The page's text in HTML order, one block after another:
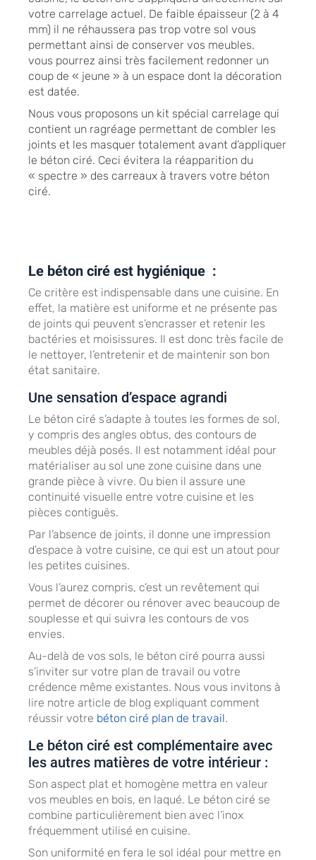
votre carrelage actuel. De faible épaisseur (2 à 4
mm) il ne réhaussera pas trop votre sol vous
permettant ainsi de conserver vos meubles.
vous pourrez ainsi très facilement redonner un
coup de « jeune » à un espace dont la décoration
est datée.
Nous vous proposons un kit spécial carrelage qui
contient un ragréage permettant de combler les
joints et les masquer totalement avant d’appliquer
le béton ciré. Ceci évitera la réapparition du
« spectre » des carreaux à travers votre béton
ciré.
Le béton ciré est hygiénique :
Ce critère est indispensable dans une cuisine. En
effet, la matière est uniforme et ne présente pas
de joints qui peuvent s’encrasser et retenir les
bactéries et moisissures. Il est donc très facile de
le nettoyer, l’entretenir et de maintenir son bon
état sanitaire.
Une sensation d’espace agrandi
Le béton ciré s’adapte à toutes les formes de sol,
y compris des angles obtus, des contours de
meubles déjà posés. Il est notamment idéal pour
matérialiser au sol une zone cuisine dans une
grande pièce à vivre. Ou bien il assure une
continuité visuelle entre votre cuisine et les
pièces contiguës.
Par l’absence de joints, il donne une impression
d’espace à votre cuisine, ce qui est un atout pour
les petites cuisines.
Vous l’aurez compris, c’est un revêtement qui
permet de décorer ou rénover avec beaucoup de
souplesse et qui suivra les contours de vos
envies.
Au-delà de vos sols, le béton ciré pourra aussi
s’inviter sur votre plan de travail ou votre
crédence même existantes. Nous vous invitons à
lire notre article de blog expliquant comment
réussir votre béton ciré plan de travail.
Le béton ciré est complémentaire avec
les autres matières de votre intérieur :
Son aspect plat et homogène mettra en valeur
vos meubles en bois, en laqué. Le béton ciré se
combine particulièrement bien avec l’inox
fréquemment utilisé en cuisine.
Son uniformité en fera le sol idéal pour mettre en